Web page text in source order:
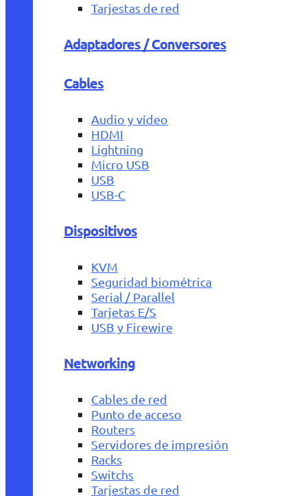
Tarjestas de red
Adaptadores / Conversores
Cables
Audio y vídeo
HDMI
Lightning
Micro USB
USB
USB-C
Dispositivos
KVM
Seguridad biométrica
Serial / Parallel
Tarjetas E/S
USB y Firewire
Networking
Cables de red
Punto de acceso
Routers
Servidores de impresión
Racks
Switchs
Tarjestas de red